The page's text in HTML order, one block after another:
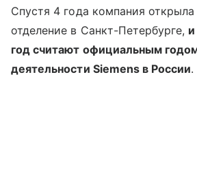
Спустя 4 года компания
отделение в Санкт-Петербурге,
год считают официальным
деятельности Siemens в России.